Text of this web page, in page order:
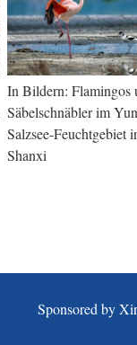
In Bildern: Flamingos
Säbelschnäbler im
Salzsee-Feuchtgebiet
Shanxi
Sponsored by